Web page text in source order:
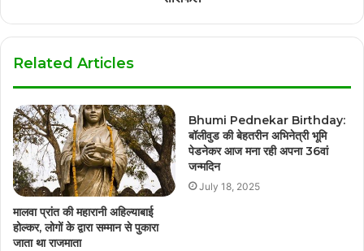
Related Articles
मालवा प्रांत की महारानी अहिल्याबाई
होल्कर, लोगों के द्वारा सम्मान से पुकारा
जाता था राजमाता
Bhumi Pednekar Birthday:
बॉलीवुड की बेहतरीन अभिनेत्री भूमि
पेडनेकर आज मना रही अपना 36वां
जन्मदिन
July 18, 2025